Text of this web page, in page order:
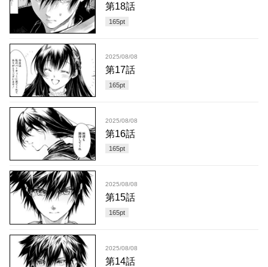
第18話
165pt
2025/08/08
第17話
165pt
2025/08/08
第16話
165pt
2025/08/08
第15話
165pt
2025/08/08
第14話